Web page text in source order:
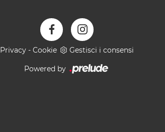
Privacy - Cookie Gestisci i consensi
Powered by